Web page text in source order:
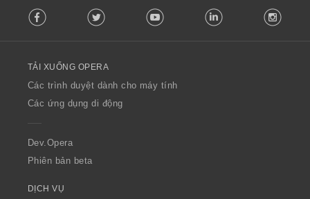
o
w
O
p
a
Facebook Twitter Youtube LinkedIn
TẢI XUỐNG OPERA
Các trình duyệt dành cho máy tính
Các ứng dụng di động
Dev.Opera
Phiên bản beta
DỊCH VỤ